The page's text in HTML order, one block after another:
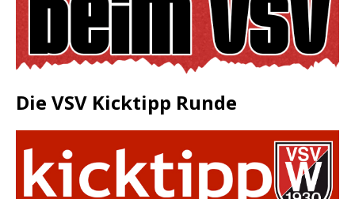
Die VSV Kicktipp Runde